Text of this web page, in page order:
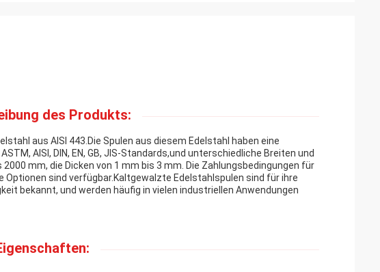
des Produkts:
aus AISI 443.Die Spulen aus diesem Edelstahl haben eine
AISI, DIN, EN, GB, JIS-Standards,und unterschiedliche Breiten und
mm, die Dicken von 1 mm bis 3 mm. Die Zahlungsbedingungen für
Optionen sind verfügbar.Kaltgewalzte Edelstahlspulen sind für ihre
bekannt, und werden häufig in vielen industriellen Anwendungen